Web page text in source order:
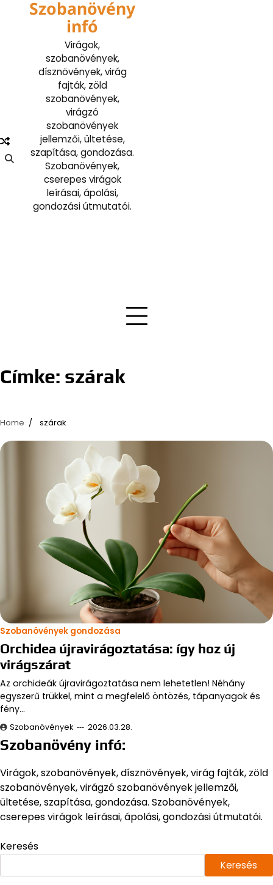
Szobanövény
infó
Virágok,
szobanövények,
dísznövények, virág
fajták, zöld
szobanövények,
virágzó
szobanövények
jellemzői, ültetése,
szapítása, gondozása.
Szobanövények,
cserepes virágok
leírásai, ápolási,
gondozási útmutatói.
Címke: szárak
Home szárak
Szobanövények gondozása
Orchidea újravirágoztatása: így hoz új
virágszárat
Az orchideák újravirágoztatása nem lehetetlen! Néhány
egyszerű trükkel, mint a megfelelő öntözés, tápanyagok és
fény…
Szobanövények 2026.03.28.
Szobanövény infó:
Virágok, szobanövények, dísznövények, virág fajták, zöld
szobanövények, virágzó szobanövények jellemzői,
ültetése, szapítása, gondozása. Szobanövények,
cserepes virágok leírásai, ápolási, gondozási útmutatói.
Keresés
Keresés